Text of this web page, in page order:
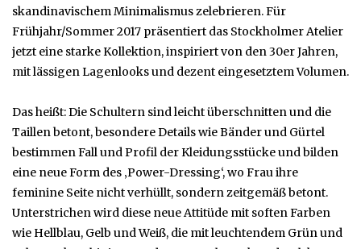
skandinavischem Minimalismus zelebrieren. Für
Frühjahr/Sommer 2017 präsentiert das Stockholmer Atelier
jetzt eine starke Kollektion, inspiriert von den 30er Jahren,
mit lässigen Lagenlooks und dezent eingesetztem Volumen.
Das heißt: Die Schultern sind leicht überschnitten und die
Taillen betont, besondere Details wie Bänder und Gürtel
bestimmen Fall und Profil der Kleidungsstücke und bilden
eine neue Form des ‚Power-Dressing‘, wo Frau ihre
feminine Seite nicht verhüllt, sondern zeitgemäß betont.
Unterstrichen wird diese neue Attitüde mit soften Farben
wie Hellblau, Gelb und Weiß, die mit leuchtendem Grün und